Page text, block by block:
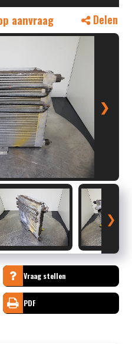
aanvraag Delen
❯
❯
Vraag stellen
PDF